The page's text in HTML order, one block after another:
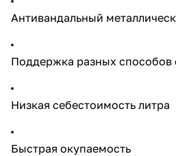
Антивандальный
Поддержка разных способов
Низкая себестоимость литра
Быстрая окупаемость